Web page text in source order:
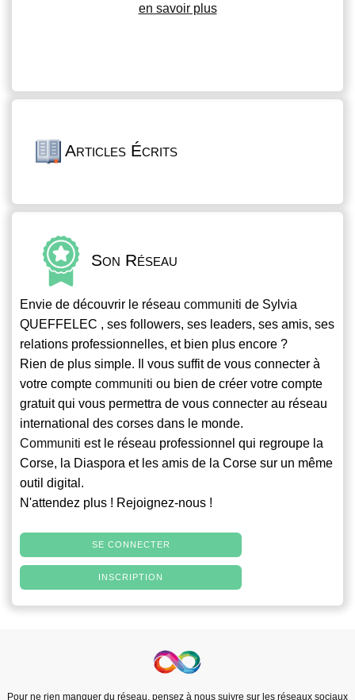
en savoir plus
Articles Écrits
Son Réseau
Envie de découvrir le réseau communiti de Sylvia
QUEFFELEC , ses followers, ses leaders, ses amis, ses
relations professionnelles, et bien plus encore ?
Rien de plus simple. Il vous suffit de vous connecter à
votre compte communiti ou bien de créer votre compte
gratuit qui vous permettra de vous connecter au réseau
international des corses dans le monde.
Communiti est le réseau professionnel qui regroupe la
Corse, la Diaspora et les amis de la Corse sur un même
outil digital.
N'attendez plus ! Rejoignez-nous !
SE CONNECTER
INSCRIPTION
Pour ne rien manquer du réseau, pensez à nous suivre sur les réseaux sociaux